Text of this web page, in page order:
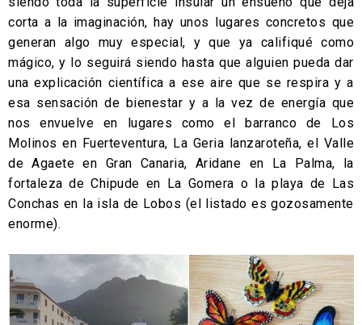
corta a la imaginación, hay unos lugares concretos que
generan algo muy especial, y que ya califiqué como
mágico, y lo seguirá siendo hasta que alguien pueda dar
una explicación científica a ese aire que se respira y a
esa sensación de bienestar y a la vez de energía que
nos envuelve en lugares como el barranco de Los
Molinos en Fuerteventura, La Geria lanzaroteña, el Valle
de Agaete en Gran Canaria, Aridane en La Palma, la
fortaleza de Chipude en La Gomera o la playa de Las
Conchas en la isla de Lobos (el listado es gozosamente
enorme).